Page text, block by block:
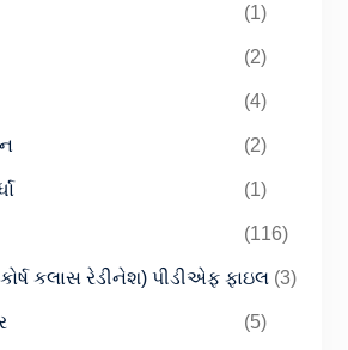
(1)
(2)
(4)
(2)
(1)
(116)
કલાસ રેડીનેશ) પીડીએફ ફાઇલ(3)
(5)